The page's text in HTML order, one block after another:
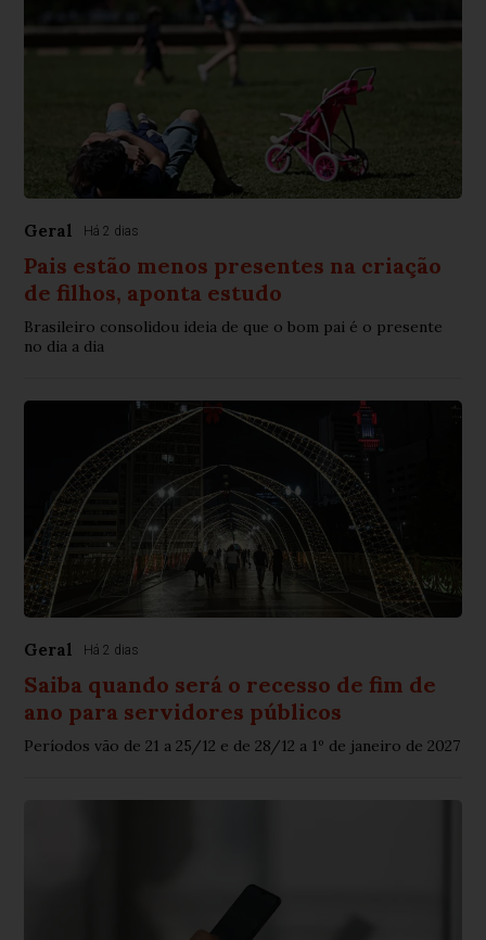
Geral Há 2 dias
Pais estão menos presentes na criação
de filhos, aponta estudo
Brasileiro consolidou ideia de que o bom pai é o presente
no dia a dia
Geral Há 2 dias
Saiba quando será o recesso de fim de
ano para servidores públicos
Períodos vão de 21 a 25/12 e de 28/12 a 1º de janeiro de 2027